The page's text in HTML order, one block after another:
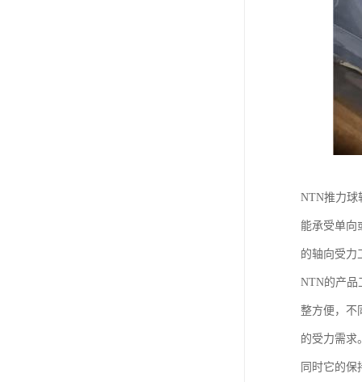
NTN推力球
能承受单向
的轴向受力
NTN的产品
整方便，不
的受力需求。
同时它的